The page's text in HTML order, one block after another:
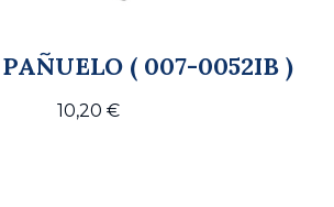
( 007-0052IB )
10,20 €